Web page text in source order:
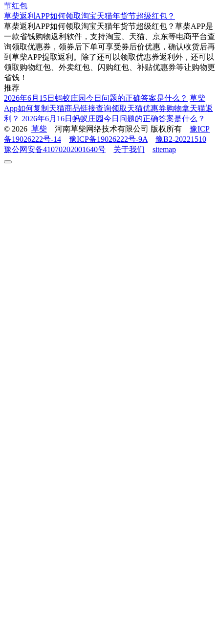
节红包
草柴返利APP如何领取淘宝天猫年货节超级红包？
草柴返利APP如何领取淘宝天猫年货节超级红包？草柴APP是
一款省钱购物返利软件，支持淘宝、天猫、京东等电商平台查
询领取优惠券，领券后下单可享受券后价优惠，确认收货后再
到草柴APP提取返利。除了还可以领取优惠券返利外，还可以
领取购物红包、外卖红包、闪购红包、补贴优惠券等让购物更
省钱！
推荐
2026年6月15日蚂蚁庄园今日问题的正确答案​是什么？ 草柴
App如何复制天猫商品链接查询领取天猫优惠券购物拿天猫返
利？ 2026年6月16日蚂蚁庄园今日问题的正确答案是什么？
© 2026 草柴 河南草柴网络技术有限公司 版权所有 豫ICP
备19026222号-14
豫ICP备19026222号-9A
豫B2-20221510
豫公网安备41070202001640号
关于我们 sitemap